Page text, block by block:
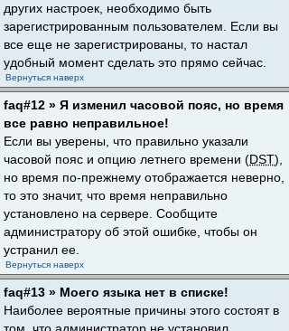
других настроек, необходимо быть
зарегистрированным пользователем. Если вы
все еще не зарегистрированы, то настал
удобный момент сделать это прямо сейчас.
Вернуться наверх
faq#12 » Я изменил часовой пояс, но время
все равно неправильное!
Если вы уверены, что правильно указали
часовой пояс и опцию летнего времени (DST),
но время по-прежнему отображается неверно,
то это значит, что время неправильно
установлено на сервере. Сообщите
администратору об этой ошибке, чтобы он
устранил ее.
Вернуться наверх
faq#13 » Моего языка нет в списке!
Наиболее вероятные причины этого состоят в